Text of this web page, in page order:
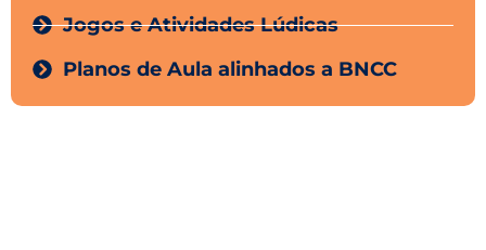
Jogos e Atividades Lúdicas
Planos de Aula alinhados a BNCC